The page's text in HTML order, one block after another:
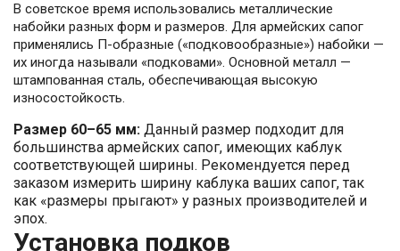
В советское время использовались металлические
набойки разных форм и размеров. Для армейских сапог
применялись П-образные («подковообразные») набойки —
их иногда называли «подковами». Основной металл —
штампованная сталь, обеспечивающая высокую
износостойкость.
Размер 60–65 мм: Данный размер подходит для
большинства армейских сапог, имеющих каблук
соответствующей ширины. Рекомендуется перед
заказом измерить ширину каблука ваших сапог, так
как «размеры прыгают» у разных производителей и
эпох.
Установка подков